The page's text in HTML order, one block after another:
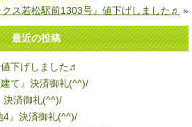
クス若松駅前1303号』値下げしました♬ »
最近の投稿
下げしました♬
て』決済御礼(^^)/
決済御礼(^^)/
4』決済御礼(^^)/